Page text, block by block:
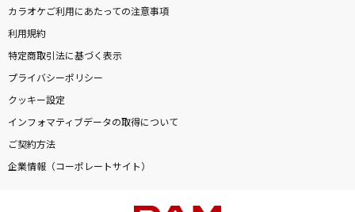
カラオケご利用にあたっての注意事項
利用規約
特定商取引法に基づく表示
プライバシーポリシー
クッキー設定
インフォマティブデータの取得について
ご契約方法
企業情報（コーポレートサイト）